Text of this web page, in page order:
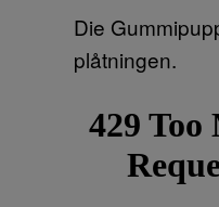
Die
plåtningen.